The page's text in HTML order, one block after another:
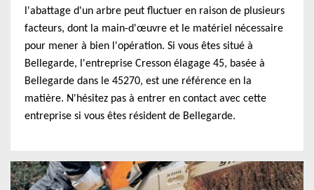
l'abattage d'un arbre peut fluctuer en raison de plusieurs
facteurs, dont la main-d'œuvre et le matériel nécessaire
pour mener à bien l'opération. Si vous êtes situé à
Bellegarde, l'entreprise Cresson élagage 45, basée à
Bellegarde dans le 45270, est une référence en la
matière. N'hésitez pas à entrer en contact avec cette
entreprise si vous êtes résident de Bellegarde.